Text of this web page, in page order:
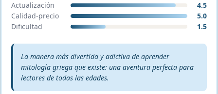
Actualización
4.5
Calidad-precio
5.0
Dificultad
1.5
Veredicto editorial:
La manera más divertida y adictiva de aprender
mitología griega que existe: una aventura perfecta para
lectores de todas las edades.